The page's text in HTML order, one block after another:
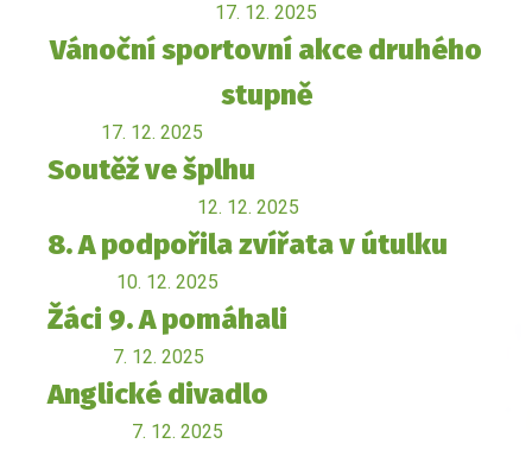
17. 12. 2025
Vánoční sportovní akce druhého
stupně
17. 12. 2025
Soutěž ve šplhu
12. 12. 2025
8. A podpořila zvířata v útulku
10. 12. 2025
Žáci 9. A pomáhali
7. 12. 2025
Anglické divadlo
7. 12. 2025